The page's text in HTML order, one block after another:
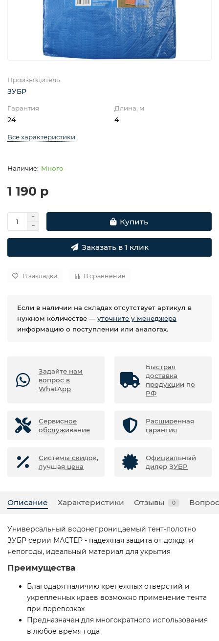
Производитель
ЗУБР
Гарантия
24
Длина, м
4
Все характеристики
Много
1 190 р
Купить
Заказать в 1 клик
В закладки В сравнение
Если в наличии на складах отсутствует артикул в
нужном количестве —уточните у менеджера
информацию о поступлении или аналогах.
Задайте нам
вопрос в
WhatApp
Быстрая
доставка
продукции по
РФ
Сервисное
обслуживание
Расширенная
гарантия
Системы скидок,
лучшая цена
Официальный
дилер ЗУБР
Описание Характеристики Отзывы 0
Универсальный водонепроницаемый тент-полотно
ЗУБР серии МАСТЕР - надежная защита от дождя и
непогоды, идеальный материал для укрытия
Преимущества
Благодаря наличию крепежных отверстий и
укрепленных краев возможно применение тента
при перевозках
Предназначен для многократного использования
в любое время года